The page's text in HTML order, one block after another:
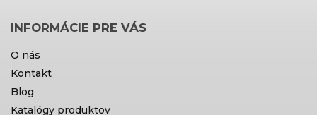
INFORMÁCIE PRE VÁS
O nás
Kontakt
Blog
Katalógy produktov